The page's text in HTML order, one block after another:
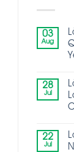
03
Aug
28
Jul
22
Jul